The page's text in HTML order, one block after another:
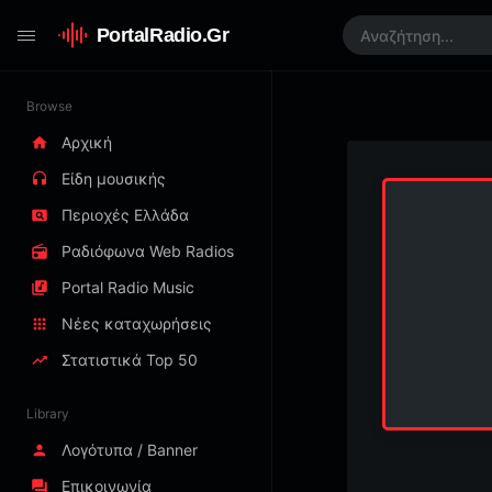
PortalRadio.Gr
Browse
Αρχική
Είδη μουσικής
Περιοχές Ελλάδα
Ραδιόφωνα Web Radios
Portal Radio Music
Νέες καταχωρήσεις
Στατιστικά Top 50
Library
Λογότυπα / Banner
Επικοινωνία